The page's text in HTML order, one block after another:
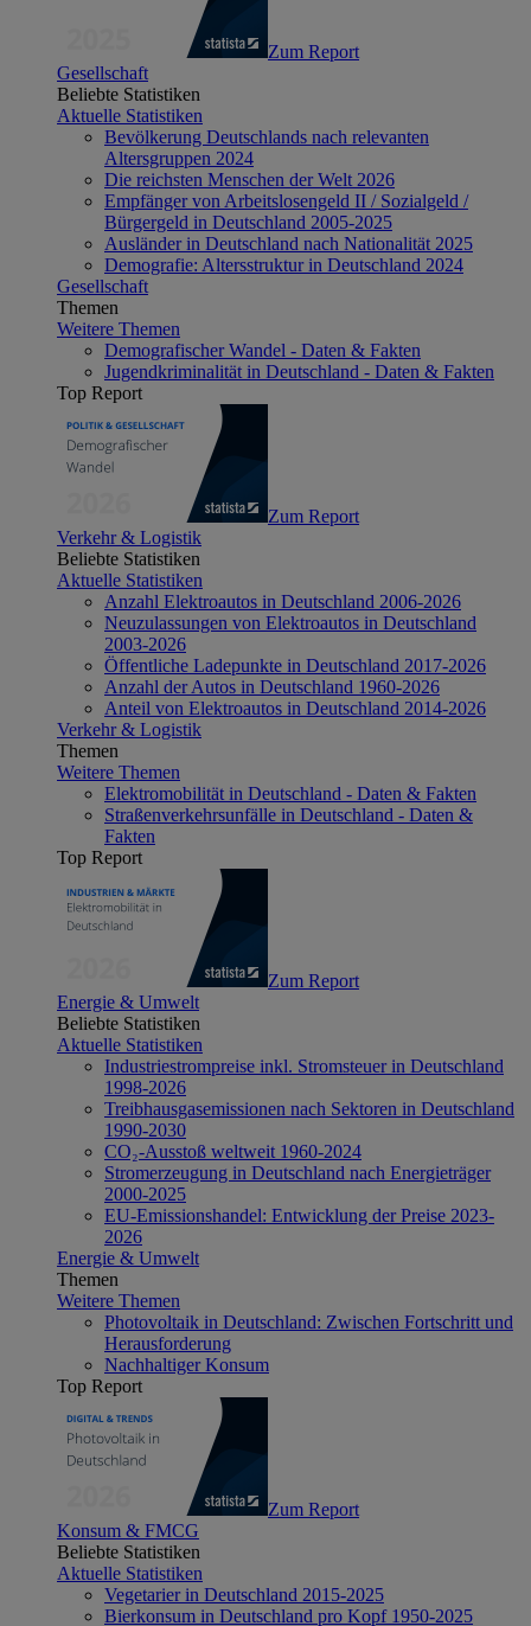
Zum Report
Gesellschaft
Beliebte Statistiken
Aktuelle Statistiken
Bevölkerung Deutschlands nach relevanten
Altersgruppen 2024
Die reichsten Menschen der Welt 2026
Empfänger von Arbeitslosengeld II / Sozialgeld /
Bürgergeld in Deutschland 2005-2025
Ausländer in Deutschland nach Nationalität 2025
Demografie: Altersstruktur in Deutschland 2024
Gesellschaft
Themen
Weitere Themen
Demografischer Wandel - Daten & Fakten
Jugendkriminalität in Deutschland - Daten & Fakten
Top Report
Zum Report
Verkehr & Logistik
Beliebte Statistiken
Aktuelle Statistiken
Anzahl Elektroautos in Deutschland 2006-2026
Neuzulassungen von Elektroautos in Deutschland
2003-2026
Öffentliche Ladepunkte in Deutschland 2017-2026
Anzahl der Autos in Deutschland 1960-2026
Anteil von Elektroautos in Deutschland 2014-2026
Verkehr & Logistik
Themen
Weitere Themen
Elektromobilität in Deutschland - Daten & Fakten
Straßenverkehrsunfälle in Deutschland - Daten &
Fakten
Top Report
Zum Report
Energie & Umwelt
Beliebte Statistiken
Aktuelle Statistiken
Industriestrompreise inkl. Stromsteuer in Deutschland
1998-2026
Treibhausgasemissionen nach Sektoren in Deutschland
1990-2030
CO₂-Ausstoß weltweit 1960-2024
Stromerzeugung in Deutschland nach Energieträger
2000-2025
EU-Emissionshandel: Entwicklung der Preise 2023-
2026
Energie & Umwelt
Themen
Weitere Themen
Photovoltaik in Deutschland: Zwischen Fortschritt und
Herausforderung
Nachhaltiger Konsum
Top Report
Zum Report
Konsum & FMCG
Beliebte Statistiken
Aktuelle Statistiken
Vegetarier in Deutschland 2015-2025
Bierkonsum in Deutschland pro Kopf 1950-2025